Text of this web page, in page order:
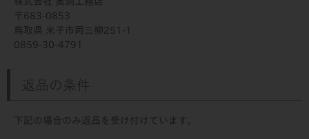
683-0853
鳥取県 米子市両三柳251-1
0859-30-4791
返品の条件
下記の場合のみ返品を受け付けています。